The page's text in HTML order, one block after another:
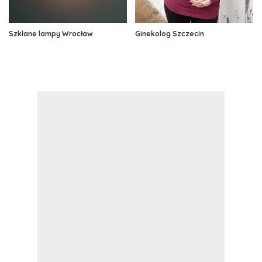
Szklane lampy Wrocław Ginekolog Szczecin